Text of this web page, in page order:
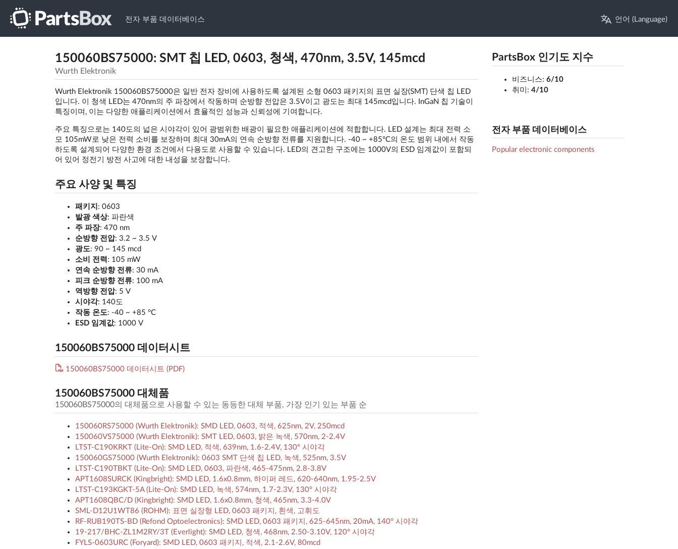
전자 부품 데이터베이스 언어 (Language)
150060BS75000: SMT 칩 LED, 0603, 청색, 470nm, 3.5V, 145mcd
Wurth Elektronik
Wurth Elektronik 150060BS75000은 일반 전자 장비에 사용하도록 설계된 소형 0603 패키지의 표면 실장(SMT) 단색 칩 LED
입니다. 이 청색 LED는 470nm의 주 파장에서 작동하며 순방향 전압은 3.5V이고 광도는 최대 145mcd입니다. InGaN 칩 기술이
특징이며, 이는 다양한 애플리케이션에서 효율적인 성능과 신뢰성에 기여합니다.
주요 특징으로는 140도의 넓은 시야각이 있어 광범위한 배광이 필요한 애플리케이션에 적합합니다. LED 설계는 최대 전력 소
모 105mW로 낮은 전력 소비를 보장하며 최대 30mA의 연속 순방향 전류를 지원합니다. -40 ~ +85°C의 온도 범위 내에서 작동
하도록 설계되어 다양한 환경 조건에서 다용도로 사용할 수 있습니다. LED의 견고한 구조에는 1000V의 ESD 임계값이 포함되
어 있어 정전기 방전 사고에 대한 내성을 보장합니다.
주요 사양 및 특징
패키지 : 0603
발광 색상: 파란색
주 파장: 470 nm
순방향 전압: 3.2 ~ 3.5 V
광도: 90 ~ 145 mcd
소비 전력 : 105 mW
연속 순방향 전류: 30 mA
피크 순방향 전류: 100 mA
역방향 전압: 5 V
시야각: 140도
작동 온도: -40 ~ +85 °C
ESD 임계값: 1000 V
150060BS75000 데이터시트
150060BS75000 데이터시트 (PDF)
150060BS75000 대체품
150060BS75000의 대체품으로 사용할 수 있는 동등한 대체 부품, 가장 인기 있는 부품 순
150060RS75000 (Wurth Elektronik): SMD LED, 0603, 적색, 625nm, 2V, 250mcd
150060VS75000 (Wurth Elektronik): SMT LED, 0603, 밝은 녹색, 570nm, 2-2.4V
LTST-C190KRKT (Lite-On): SMD LED, 적색, 639nm, 1.6-2.4V, 130° 시야각
150060GS75000 (Wurth Elektronik): 0603 SMT 단색 칩 LED, 녹색, 525nm, 3.5V
LTST-C190TBKT (Lite-On): SMD LED, 0603, 파란색, 465-475nm, 2.8-3.8V
APT1608SURCK (Kingbright): SMD LED, 1.6x0.8mm, 하이퍼 레드, 620-640nm, 1.95-2.5V
LTST-C193KGKT-5A (Lite-On): SMD LED, 녹색, 574nm, 1.7-2.3V, 130° 시야각
APT1608QBC/D (Kingbright): SMD LED, 1.6x0.8mm, 청색, 465nm, 3.3-4.0V
SML-D12U1WT86 (ROHM): 표면 실장형 LED, 0603 패키지, 흰색, 고휘도
RF-RUB190TS-BD (Refond Optoelectronics): SMD LED, 0603 패키지, 625-645nm, 20mA, 140° 시야각
19-217/BHC-ZL1M2RY/3T (Everlight): SMD LED, 청색, 468nm, 2.50-3.10V, 120° 시야각
FYLS-0603URC (Foryard): SMD LED, 0603 패키지, 적색, 2.1-2.6V, 80mcd
PartsBox 인기도 지수
비즈니스: 6/10
취미: 4/10
전자 부품 데이터베이스
Popular electronic components